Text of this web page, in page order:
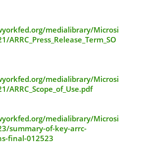
medialibrary/Microsi
medialibrary/Microsi
ARRC_Scope_of_Use.pdf
medialibrary/Microsi
summary-of-key-arrc-
final-012523